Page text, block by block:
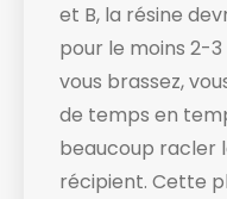
et B, la résine
pour le moins 2-
vous brassez,
de temps en
beaucoup racler
récipient​. Cette